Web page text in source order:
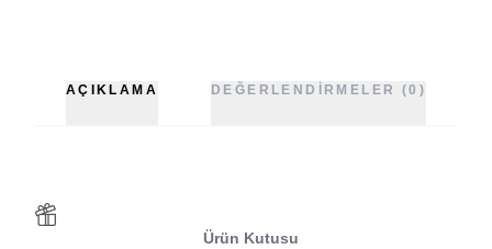
AÇIKLAMA DEĞERLENDIRMELER (0)
Ürün Kutusu